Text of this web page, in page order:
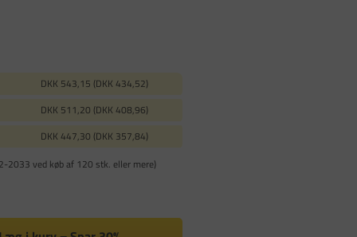
DKK 543,15 (DKK 434,52)
DKK 511,20 (DKK 408,96)
DKK 447,30 (DKK 357,84)
2033 ved køb af 120 stk. eller mere)